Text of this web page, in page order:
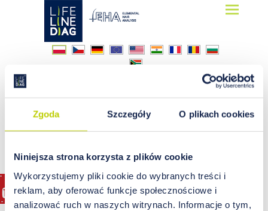
Zgoda Szczegóły O plikach cookies
Niniejsza strona korzysta z plików cookie
Wykorzystujemy pliki cookie do wybranych treści i
reklam, aby oferować funkcje społecznościowe i
analizować ruch w naszych witrynach. Informacje o tym,
Lifelinediag
Elemental Hair Analysis
pierwiastki toksyczne